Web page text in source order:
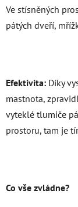
Ve stísněných
pátých dveří,
Efektivita: Díky
mastnota,
vyteklé tlumiče
prostoru, tam je
Co vše zvládne?